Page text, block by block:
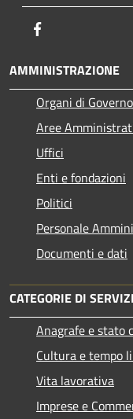
AMMINISTRAZIONE
Organi di Governo
Aree
Uffici
Enti e fondazioni
Politici
Personale
Documenti e dati
CATEGORIE DI
Anagrafe e stato
Cultura e tempo
Vita lavorativa
Imprese e